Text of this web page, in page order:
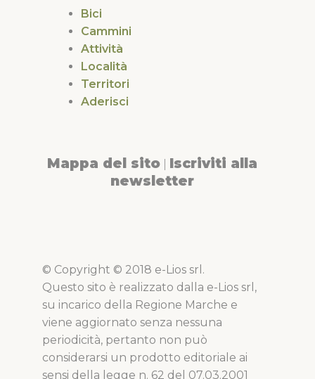
Bici
Cammini
Attività
Località
Territori
Aderisci
Mappa del sito Iscriviti alla
newsletter
© Copyright © 2018 e-Lios srl.
Questo sito è realizzato dalla e-Lios srl,
su incarico della Regione Marche e
viene aggiornato senza nessuna
periodicità, pertanto non può
considerarsi un prodotto editoriale ai
sensi della legge n. 62 del 07.03.2001